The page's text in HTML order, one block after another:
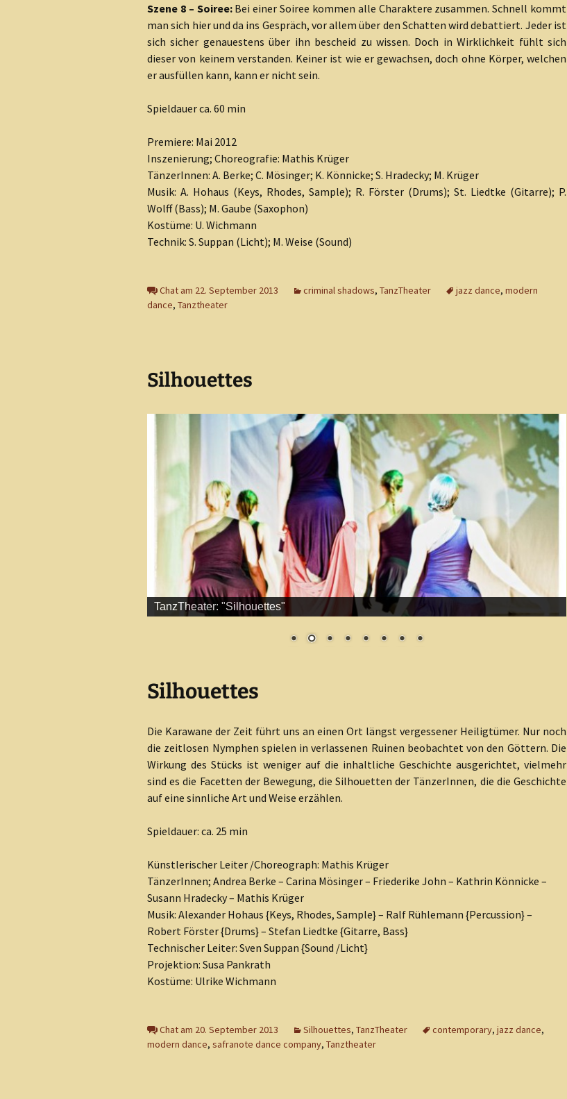
Szene 8 – Soiree:Bei einer Soiree kommen alle Charaktere zusammen. Schnell kommt
man sich hier und da ins Gespräch, vor allem über den Schatten wird debattiert. Jeder ist
sich sicher genauestens über ihn bescheid zu wissen. Doch in Wirklichkeit fühlt sich
dieser von keinem verstanden. Keiner ist wie er gewachsen, doch ohne Körper, welchen
er ausfüllen kann, kann er nicht sein.
Spieldauer ca. 60 min
Premiere: Mai 2012
Inszenierung; Choreografie: Mathis Krüger
TänzerInnen: A. Berke; C. Mösinger; K. Könnicke; S. Hradecky; M. Krüger
Musik: A. Hohaus (Keys, Rhodes, Sample); R. Förster (Drums); St. Liedtke (Gitarre); P.
Wolff (Bass); M. Gaube (Saxophon)
Kostüme: U. Wichmann
Technik: S. Suppan (Licht); M. Weise (Sound)
Chat am 22. September 2013 criminal shadows, TanzTheater jazz dance, modern
dance, Tanztheater
Silhouettes
TanzTheater: "Silhouettes"
Silhouettes
Die Karawane der Zeit führt uns an einen Ort längst vergessener Heiligtümer. Nur noch
die zeitlosen Nymphen spielen in verlassenen Ruinen beobachtet von den Göttern. Die
Wirkung des Stücks ist weniger auf die inhaltliche Geschichte ausgerichtet, vielmehr
sind es die Facetten der Bewegung, die Silhouetten der TänzerInnen, die die Geschichte
auf eine sinnliche Art und Weise erzählen.
Spieldauer: ca. 25 min
Künstlerischer Leiter /Choreograph: Mathis Krüger
TänzerInnen; Andrea Berke – Carina Mösinger – Friederike John – Kathrin Könnicke –
Susann Hradecky – Mathis Krüger
Musik: Alexander Hohaus {Keys, Rhodes, Sample} – Ralf Rühlemann {Percussion} –
Robert Förster {Drums} – Stefan Liedtke {Gitarre, Bass}
Technischer Leiter: Sven Suppan {Sound /Licht}
Projektion: Susa Pankrath
Kostüme: Ulrike Wichmann
Chat am 20. September 2013 Silhouettes, TanzTheater contemporary, jazz dance,
modern dance, safranote dance company, Tanztheater